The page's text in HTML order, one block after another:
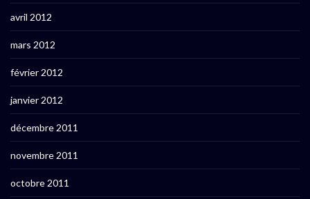
avril 2012
mars 2012
février 2012
janvier 2012
décembre 2011
novembre 2011
octobre 2011